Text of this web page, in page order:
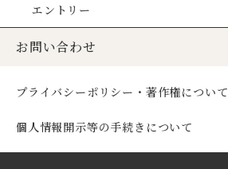
エントリー
お問い合わせ
プライバシーポリシー・著作権について
個人情報開示等の手続きについて